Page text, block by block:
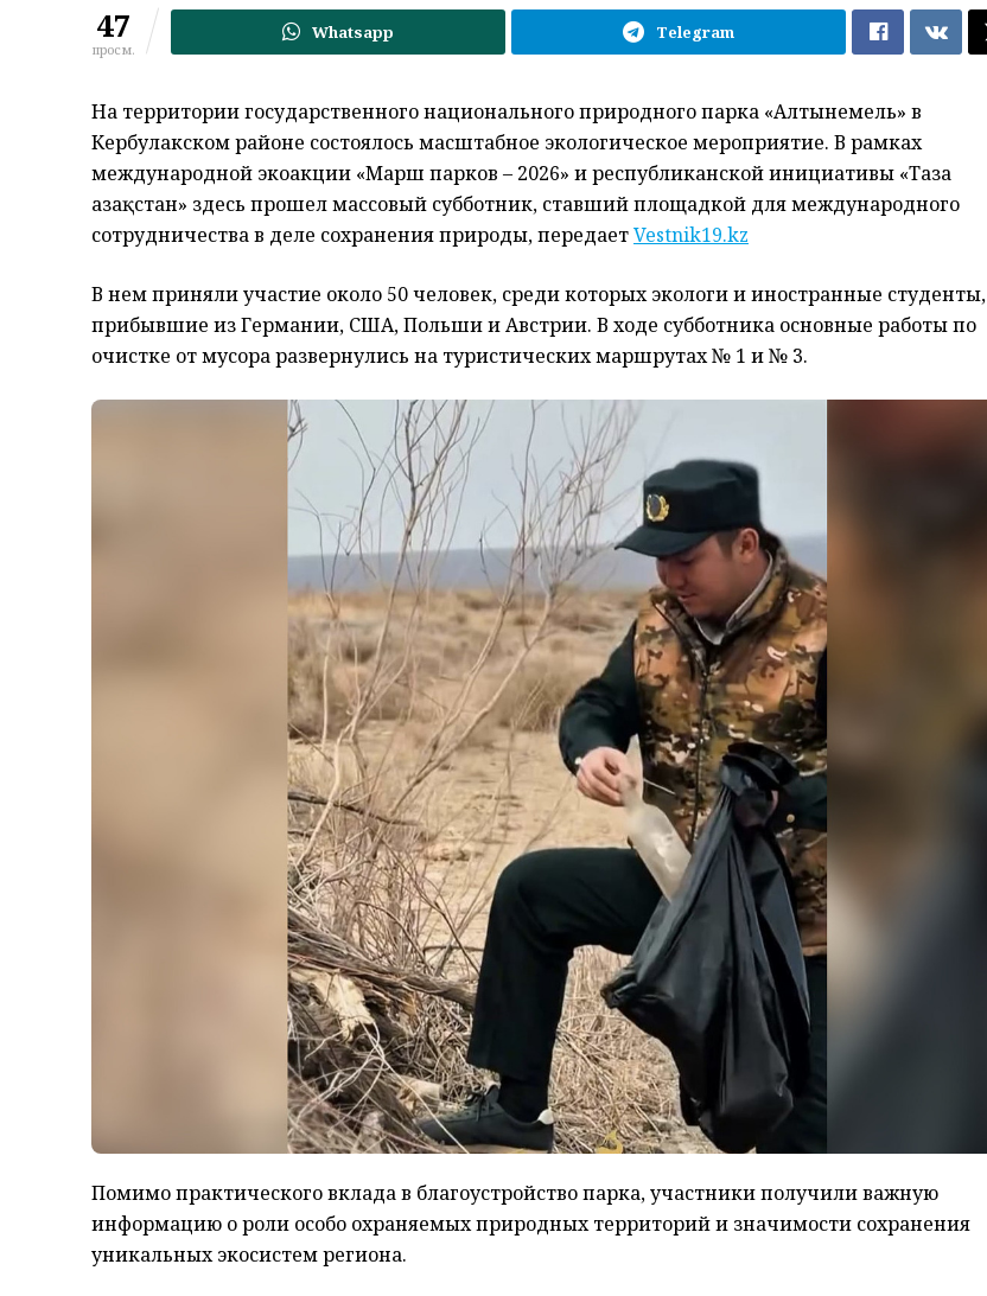
47
просм.
Whatsapp Telegram
На территории государственного национального природного парка «Алтынемель» в
Кербулакском районе состоялось масштабное экологическое мероприятие. В рамках
международной экоакции «Марш парков – 2026» и республиканской инициативы «Таза
Қазақстан» здесь прошел массовый субботник, ставший площадкой для международного
сотрудничества в деле сохранения природы, передаетVestnik19.kz
В нем приняли участие около 50 человек, среди которых экологи и иностранные студенты,
прибывшие из Германии, США, Польши и Австрии. В ходе субботника основные работы по
очистке от мусора развернулись на туристических маршрутах № 1 и № 3.
Помимо практического вклада в благоустройство парка, участники получили важную
информацию о роли особо охраняемых природных территорий и значимости сохранения
уникальных экосистем региона.